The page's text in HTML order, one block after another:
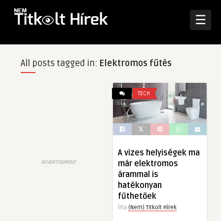
☰
All posts tagged in: Elektromos fűtés
ADVERTISEMENT
TECH
A vizes helyiségek ma
már elektromos
árammal is
hatékonyan
fűthetőek
Írta (Nem) Titkolt Hírek